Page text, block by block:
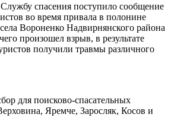
Службу спасения поступило сообщение
во время привала в полонине
Вороненко Надвирнянского района
произошел взрыв, в результате
получили травмы различного
для поисково-спасательных
Яремче, Заросляк, Косов и